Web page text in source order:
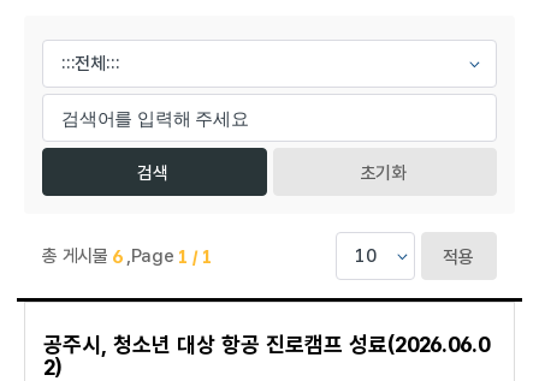
초기화
총 게시물 6 ,Page 1 / 1 적용
공주시, 청소년 대상 항공 진로캠프 성료(2026.06.0
2)